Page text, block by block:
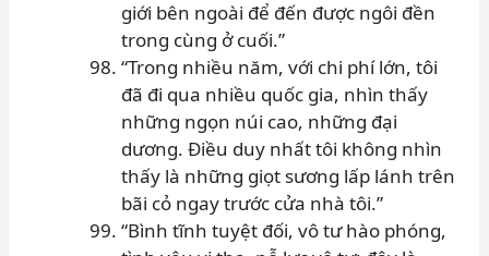
giới bên ngoài để đến được ngôi đền
trong cùng ở cuối.”
“Trong nhiều năm, với chi phí lớn, tôi
đã đi qua nhiều quốc gia, nhìn thấy
những ngọn núi cao, những đại
dương. Điều duy nhất tôi không nhìn
thấy là những giọt sương lấp lánh trên
bãi cỏ ngay trước cửa nhà tôi.”
“Bình tĩnh tuyệt đối, vô tư hào phóng,